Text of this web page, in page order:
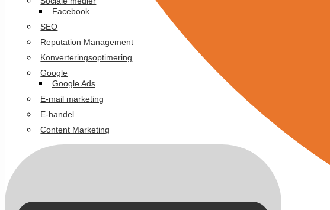
Facebook
SEO
Reputation Management
Konverteringsoptimering
Google
Google Ads
E-mail marketing
E-handel
Content Marketing